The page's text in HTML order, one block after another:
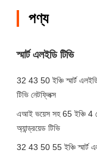
পণ্য
স্মার্ট এলইডি টিভি
32 43 50 ইঞ্চি স্মার্ট
টিভি নেটফ্লিক্স
এআই ভয়েস সহ 65 ইঞ্চি 4
অ্যান্ড্রয়েড টিভি
32 43 50 55 ইঞ্চি স্মার্ট